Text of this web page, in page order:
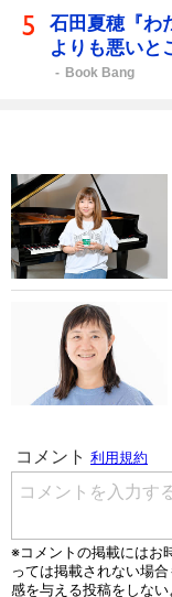
石田夏穂『わ
よりも悪いと
Book Bang